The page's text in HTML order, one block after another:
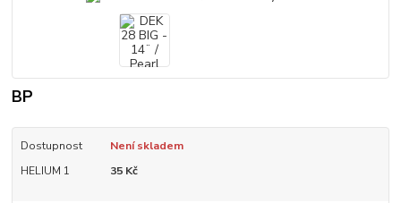
BP
Dostupnost
Není skladem
HELIUM 1
35 Kč